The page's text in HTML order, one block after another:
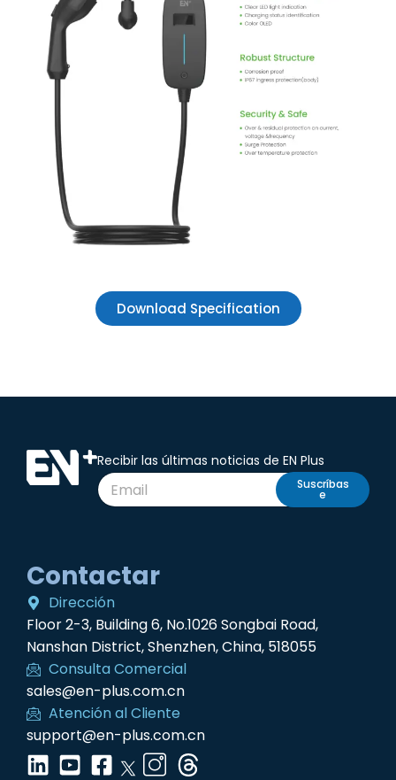
Download Specification
Recibir las últimas noticias de EN Plus
Suscríbas
e
Contactar
Dirección
Floor 2-3, Building 6, No.1026 Songbai Road,
Nanshan District, Shenzhen, China, 518055
Consulta Comercial
sales@en-plus.com.cn
Atención al Cliente
support@en-plus.com.cn